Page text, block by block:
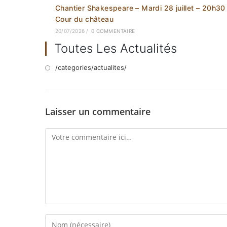
Chantier Shakespeare – Mardi 28 juillet – 20h30
Cour du château
20/07/2026 / 0 COMMENTAIRE
Toutes Les Actualités
/categories/actualites/
Laisser un commentaire
Comment
Enter